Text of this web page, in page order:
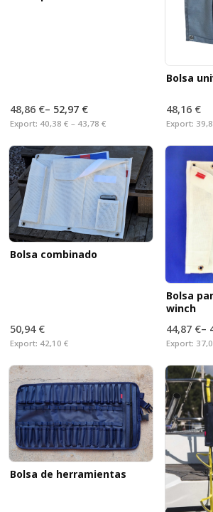
48,86 €– 52,97 €
Export: 40,38 € – 43,78 €
Bolsa
48,16 €
Export:
Bolsa combinado
50,94 €
Export: 42,10 €
Bolsa
winch
44,87 €–
Export:
Bolsa de herramientas